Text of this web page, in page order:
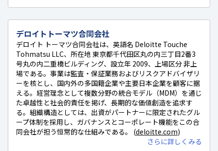
デロイトトーマツ合同会社
デロイト トーマツ合同会社は、英語名 Deloitte Touche
Tohmatsu LLC、所在地 東京都千代田区丸の内三丁目2番3
号丸の内二重橋ビルディング、設立年 2009、上場区分 非上
場である。事業は監査・保証業務およびリスクアドバイザリ
ーを核とし、国内外の多国籍企業や主要日本企業を顧客に据
える。経営理念として複数分野の統合モデル（MDM）を通じ
た卓越性と社会的責任を掲げ、長期的な価値創造を追求す
る。組織構造としては、出資がパートナーに限定されたグル
ープ体制を採用し、ガバナンスとコーポレート機能をこの合
同会社が担う恒常的な仕組みである。 (deloitte.com)
さらに詳しくみる